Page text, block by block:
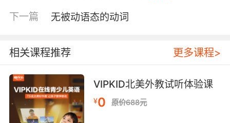
语故事等学习氛围。像我们学习母语一样，长期
同时互联网时代也是资源共享的时代，网上有很
多儿童学习英语的资源。像英语歌就是一种很好
的学习方法，这也是可以提高儿童对英语理解的
一种方法。在轻松自在的旋律里，体验音乐的美
感感受英语学习的气氛，孩子跟着哼唱也能培养
英语听与说的能力。再像英文版动画片、英文绘
下一篇 无被动语态的动词
相关课程推荐 更多课程>
VIPKID北美外教试听体验课
¥0 原价688元